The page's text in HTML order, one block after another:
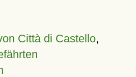
Città di Castello,